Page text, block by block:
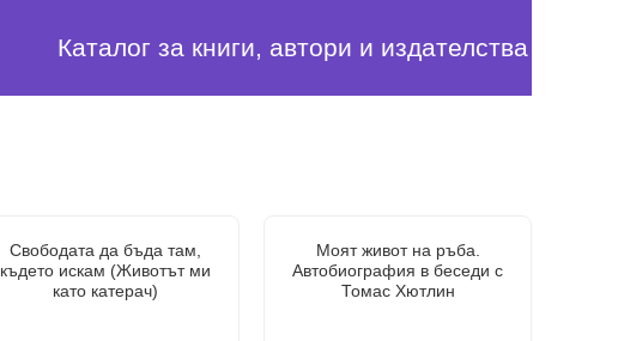
Каталог за книги, автори и издателства
Свободата да бъда там,
където искам (Животът ми
като катерач)
Моят живот на ръба.
Автобиография в беседи с
Томас Хютлин